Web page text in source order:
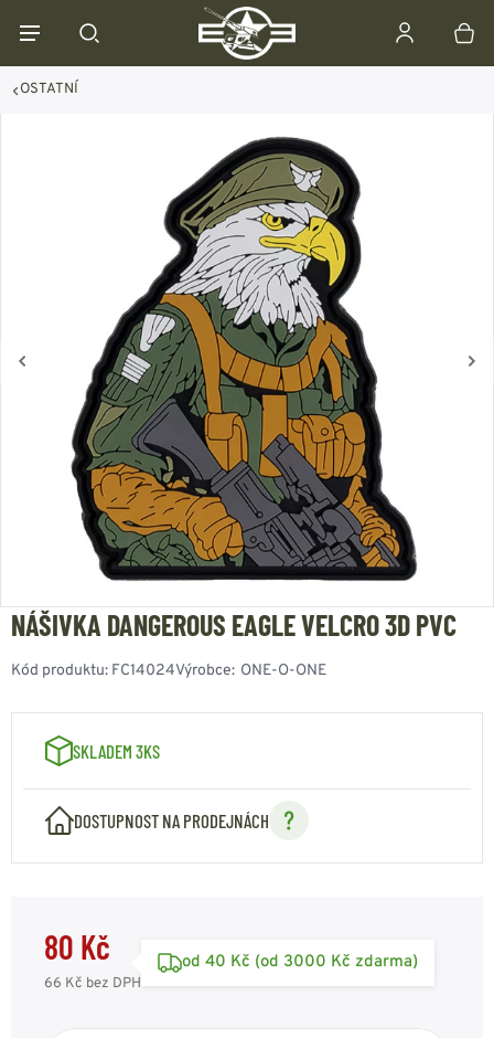
OSTATNÍ
NÁŠIVKA DANGEROUS EAGLE VELCRO 3D PVC
Kód produktu: FC14024Výrobce: ONE-O-ONE
SKLADEM 3KS
DOSTUPNOST NA PRODEJNÁCH
80 Kč
66 Kč bez DPH
od 40 Kč (od 3000 Kč zdarma)